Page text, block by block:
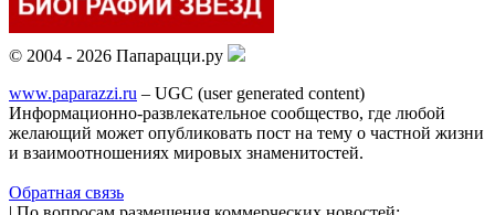
© 2004 - 2026 Папарацци.ру
www.paparazzi.ru – UGC (user generated content)
Информационно-развлекательное сообщество, где любой
желающий может опубликовать пост на тему о частной жизни
и взаимоотношениях мировых знаменитостей.
Обратная связь